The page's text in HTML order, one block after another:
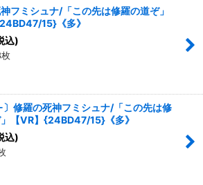
フミシュナ/「この先は修羅の道ぞ」
15}《多》
込)
〕修羅の死神フミシュナ/「この先は修
【VR】{24BD47/15}《多》
込)